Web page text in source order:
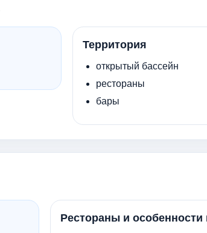
Территория
открытый бассейн
рестораны
бары
Рестораны и особенности